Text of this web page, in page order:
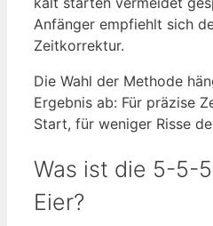
Anfänger empfiehlt sich
Zeitkorrektur.
Die Wahl der Methode
Ergebnis ab: Für präzise
Start, für weniger Risse
Was ist die 5-5-
Eier?